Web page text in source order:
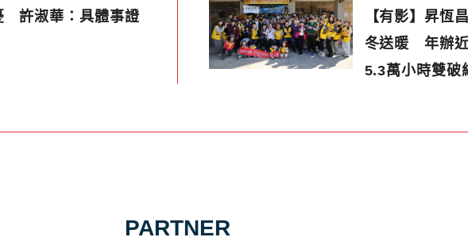
許淑華：具體事證
【有影】昇恆
冬送暖 年辦近
5.3萬小時雙
PARTNER